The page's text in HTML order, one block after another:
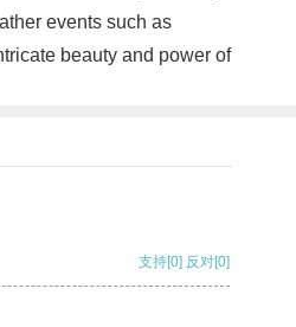
events such as
beauty and power of
支持[0] 反对[0]